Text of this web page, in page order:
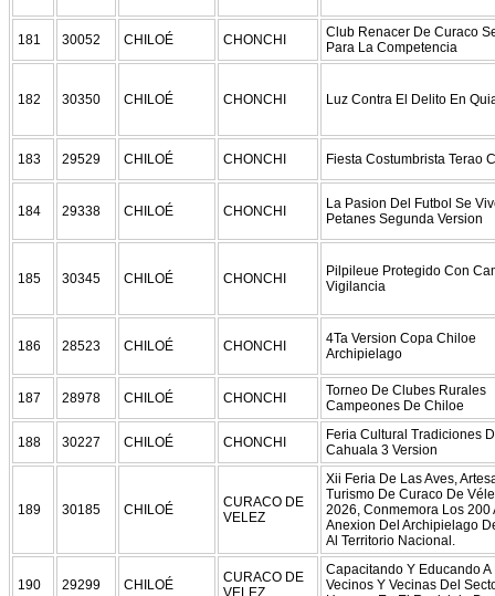
181 30052 CHILOÉ CHONCHI
Club Renacer De Curaco
Para La Competencia
182 30350 CHILOÉ CHONCHI Luz Contra El Delito En
183 29529 CHILOÉ CHONCHI Fiesta Costumbrista Terao
184 29338 CHILOÉ CHONCHI
La Pasion Del Futbol Se
Petanes Segunda Version
185 30345 CHILOÉ CHONCHI
Pilpileue Protegido Con
Vigilancia
186 28523 CHILOÉ CHONCHI
4Ta Version Copa Chiloe
Archipielago
187 28978 CHILOÉ CHONCHI
Torneo De Clubes Rurales
Campeones De Chiloe
188 30227 CHILOÉ CHONCHI
Feria Cultural Tradiciones
Cahuala 3 Version
189 30185 CHILOÉ
CURACO DE
VELEZ
Xii Feria De Las Aves,
Turismo De Curaco De
2026, Conmemora Los 200
Anexion Del Archipielago
Al Territorio Nacional.
190 29299 CHILOÉ
CURACO DE
VELEZ
Capacitando Y Educando A
Vecinos Y Vecinas Del